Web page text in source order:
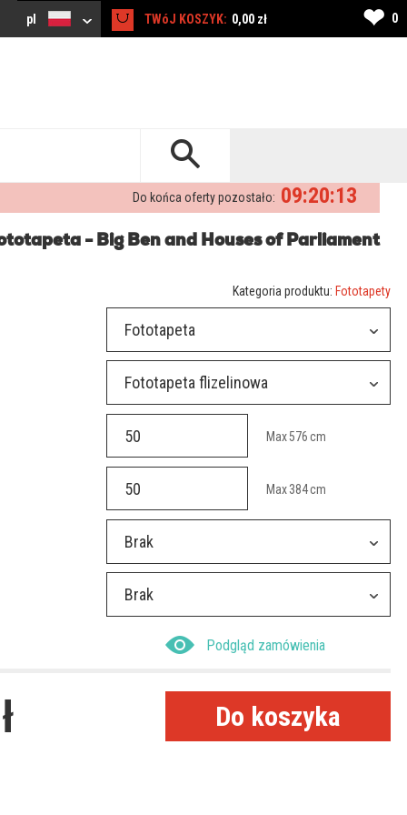
pl TWóJ KOSZYK: 0,00 zł ❤ 0
09:20:12
Do końca oferty pozostało:
- Big Ben and Houses of Parliament
Kategoria produktu: Fototapety
Fototapeta
Fototapeta flizelinowa
Max576 cm
Max384cm
Brak
Brak
Podgląd zamówienia